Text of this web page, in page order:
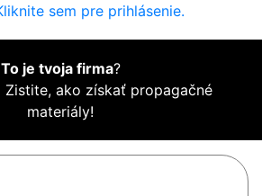
sem pre prihlásenie.
To je tvoja firma?
Zistite, ako získať propagačné
materiály!